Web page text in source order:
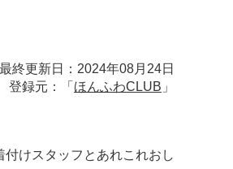
更新日：2024年08月24日
登録元：「 ほんふわCLUB 」
けスタッフとあれこれおし